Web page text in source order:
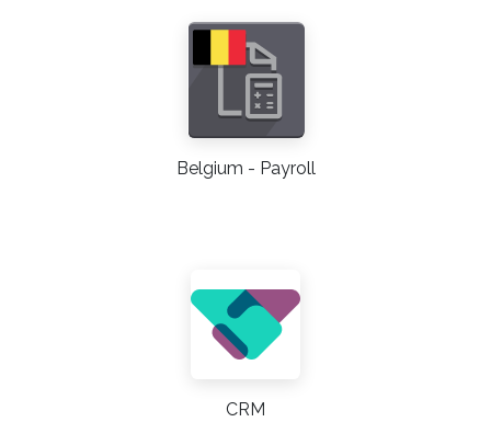
Belgium - Payroll
CRM